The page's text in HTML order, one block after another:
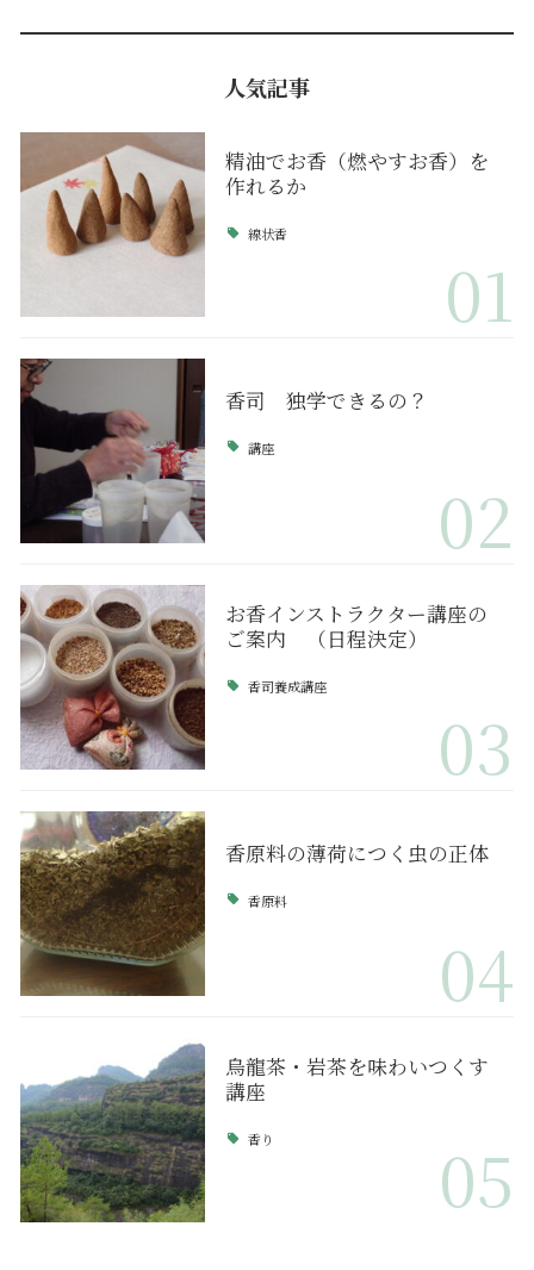
人気記事
精油でお香（燃やすお香）を
作れるか
線状香
01
香司 独学できるの？
講座
02
お香インストラクター講座の
ご案内 （日程決定）
香司養成講座
03
香原料の薄荷につく虫の正体
香原料
04
烏龍茶・岩茶を味わいつくす
講座
香り 05